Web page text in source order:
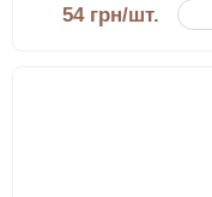
54 грн/шт.